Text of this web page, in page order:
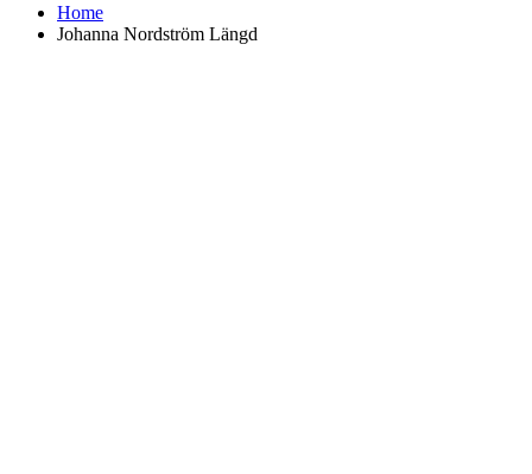
Home
Johanna Nordström Längd